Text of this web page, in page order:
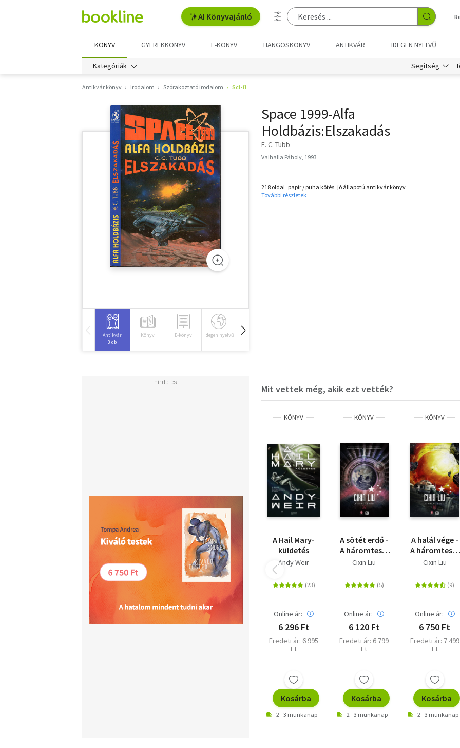
AI Könyvajánló
KÖNYV GYEREKKÖNYV E-KÖNYV HANGOSKÖNYV ANTIKVÁR IDEGEN NYELVŰ
Kategóriák Segítség
Antikvár könyv Irodalom Szórakoztató irodalom Sci-fi
Antikvár
3 db
Könyv E-könyv Idegen nyelvű Hangoskönyv
Space 1999-Alfa
Holdbázis:Elszakadás
E. C. Tubb
Valhalla Páholy, 1993
218 oldal･papír / puha kötés･jó állapotú antikvár könyv
További részletek
Mit vettek még, akik ezt vették?
KÖNYV
A Hail Mary-
küldetés
Andy Weir
Online ár:
6 296 Ft
Eredeti ár: 6 995
Ft
Kosárba
2 - 3 munkanap
KÖNYV
A sötét erdő -
A háromtest-
trilógia 2.
Cixin Liu
Online ár:
6 120 Ft
Eredeti ár: 6 799
Ft
Kosárba
2 - 3 munkanap
KÖNYV
A halál vége -
A háromtest-
trilógia 3.
Cixin Liu
Online ár:
6 750 Ft
Eredeti ár: 7 499
Ft
Kosárba
2 - 3 munkanap